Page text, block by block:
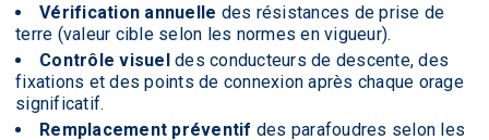
Vérification annuelle des résistances de prise de
terre (valeur cible selon les normes en vigueur).
Contrôle visueldes conducteurs de descente, des
fixations et des points de connexion après chaque orage
significatif.
Remplacement préventif des parafoudres selon les